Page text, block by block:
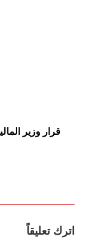
اترك تعليقاً